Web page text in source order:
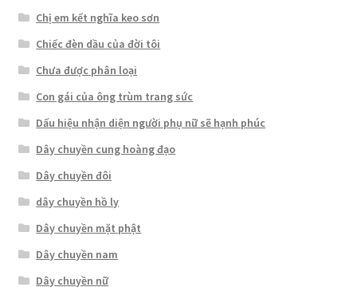
Chị em kết nghĩa keo sơn
Chiếc đèn dầu của đời tôi
Chưa được phân loại
Con gái của ông trùm trang sức
Dấu hiệu nhận diện người phụ nữ sẽ hạnh phúc
Dây chuyền cung hoàng đạo
Dây chuyền đôi
dây chuyền hồ ly
Dây chuyền mặt phật
Dây chuyền nam
Dây chuyền nữ